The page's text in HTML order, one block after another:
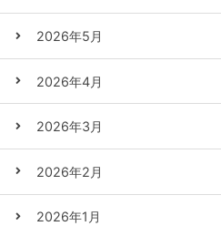
2026年5月
2026年4月
2026年3月
2026年2月
2026年1月